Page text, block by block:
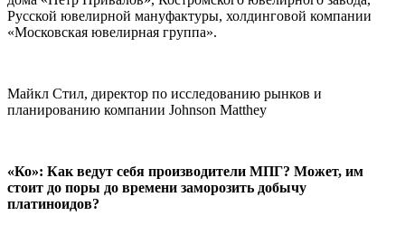
Русской ювелирной мануфактуры, холдинговой компании
«Московская ювелирная группа».
Майкл Стил, директор по исследованию рынков и
планированию компании Johnson Matthey
«Ко»: Как ведут себя производители МПГ? Может, им
стоит до поры до времени заморозить добычу
платиноидов?